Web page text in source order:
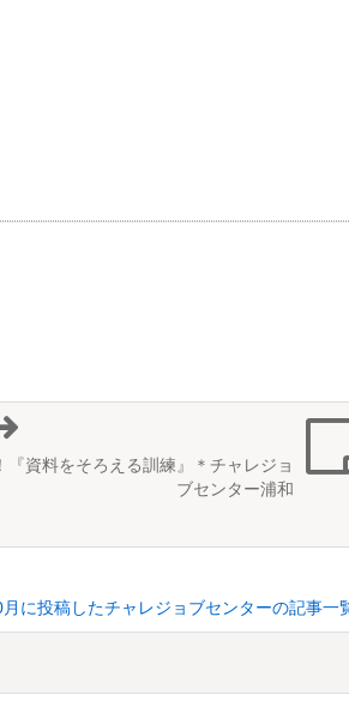
『資料をそろえる訓練』＊チャレジョ
ブセンター浦和
に投稿したチャレジョブセンターの記事一